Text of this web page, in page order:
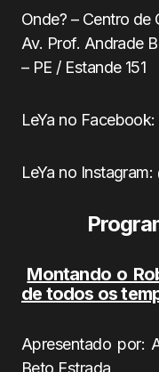
Onde? – Centro de
Av. Prof. Andrade
– PE / Estande 151
LeYa no Facebook:
LeYa no
Montando o
de todos os
Apresentado por:
Beto Estrada